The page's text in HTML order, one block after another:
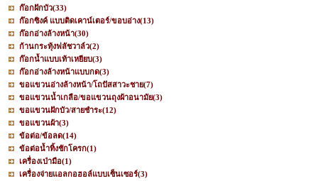
ก๊อกฝักบัว(33)
ก๊อกซิงค์ แบบติดเคาน์เตอร์/ขอบอ่าง(13)
ก๊อกอ่างล้างหน้า(30)
ก้านกระทุ้งฟลัชวาล์ว(2)
ก๊อกน้ำแบบเท้าเหยียบ(3)
ก๊อกอ่างล้างหน้าแบบกด(3)
ขอแขวนอ่างล้างหน้า/โถปัสสาวะชาย(7)
ขอแขวนน้ำเกลือ/ขอแขวนถุงผ้าอนามัย(3)
ขอแขวนฝักบัว/สายชำระ(12)
ขอแขวนผ้า(3)
ข้อต่อ/ข้อลด(14)
ข้อต่อน้ำทิ้งชักโครก(1)
เครื่องเป่ามือ(1)
เครื่องจ่ายแอลกอฮอล์แบบเซ็นเซอร์(3)